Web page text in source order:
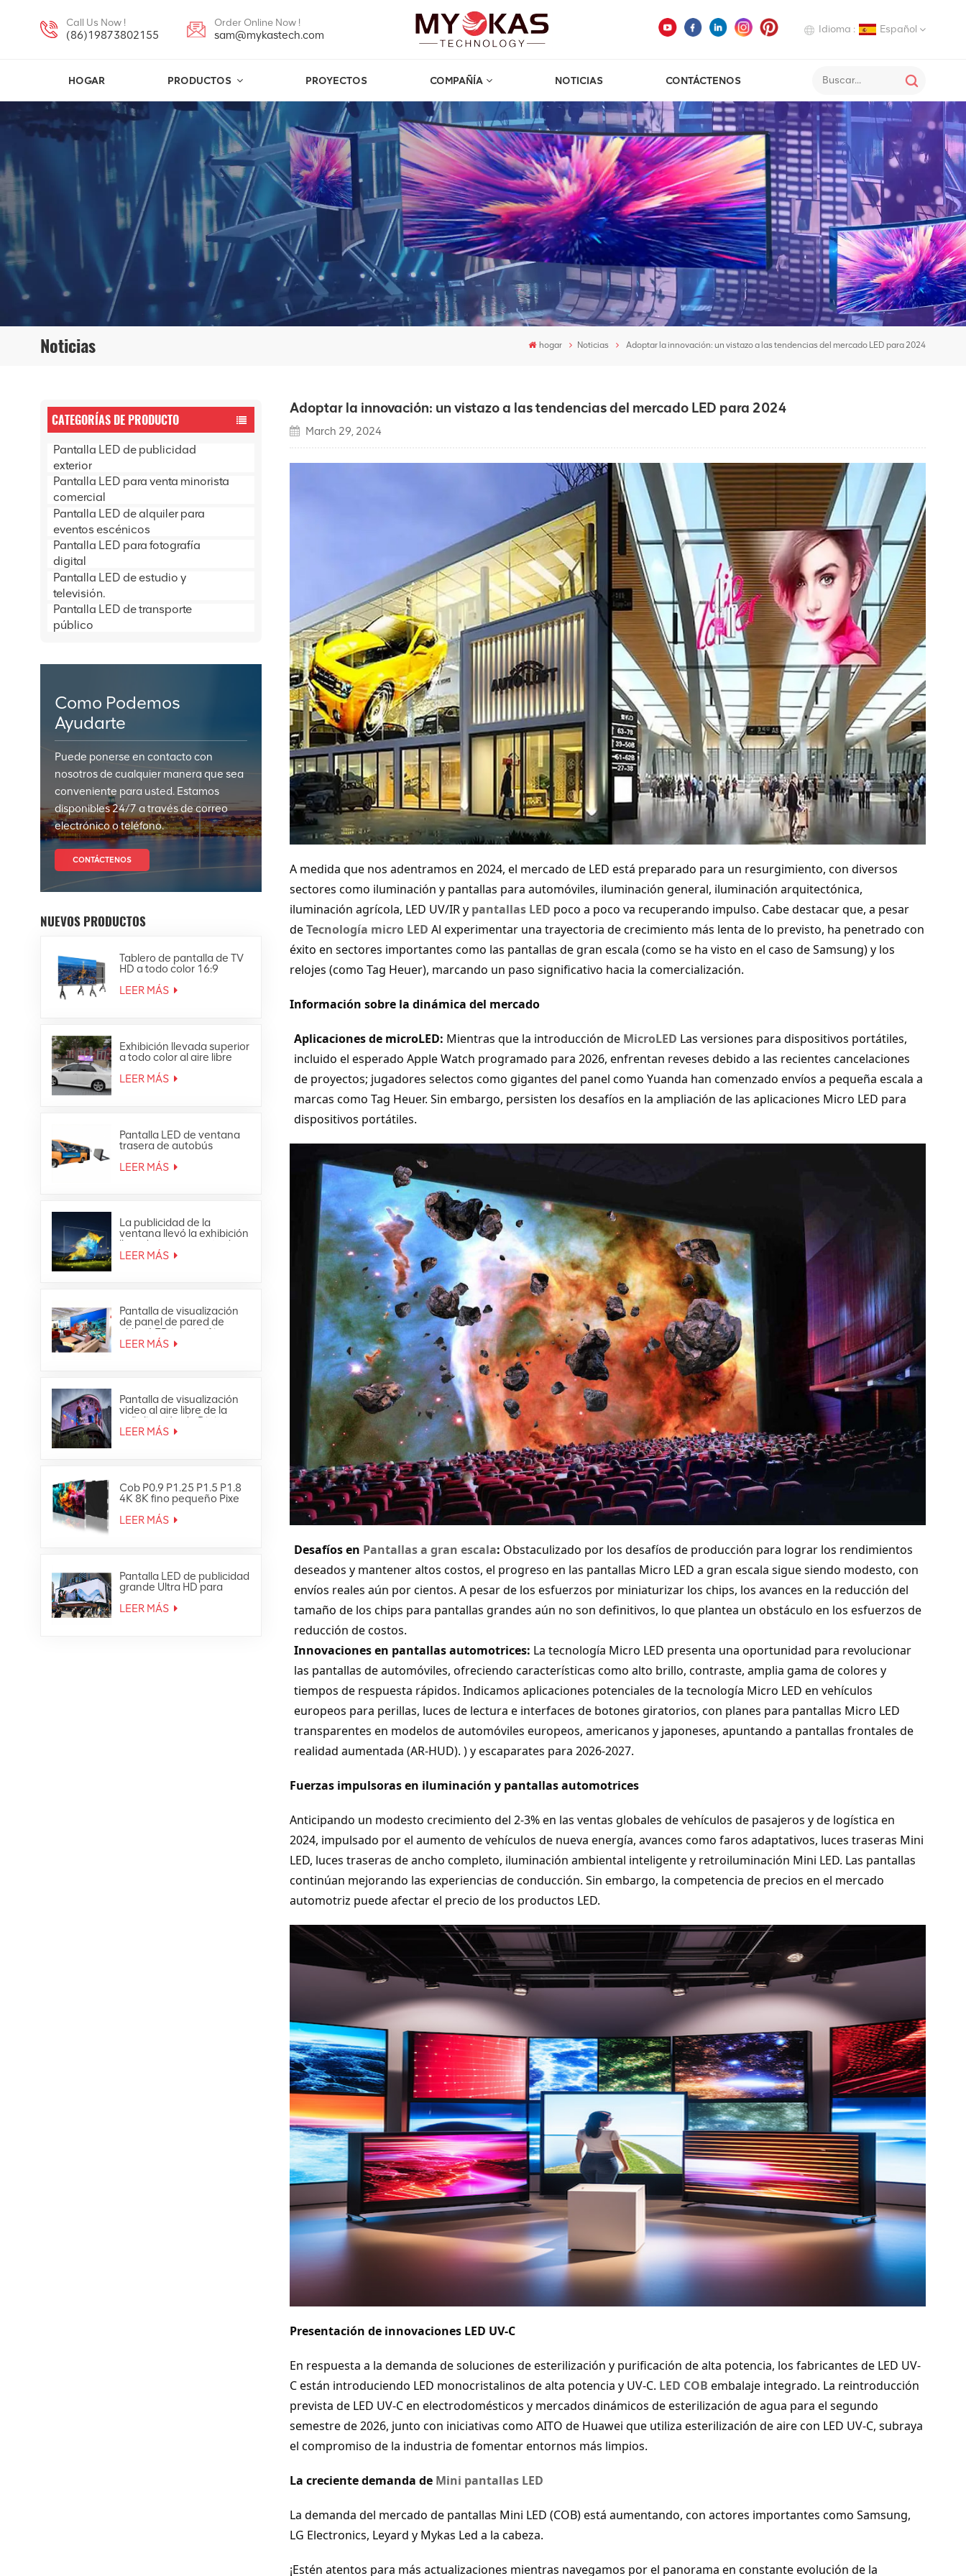
Call Us Now !
(86)19873802155
Order Online Now !
sam@mykastech.com Idioma : Español
Deutsch
Italiano
Русский
Español
HOGAR PRODUCTOS PROYECTOS COMPAÑÍA NOTICIAS CONTÁCTENOS
Noticias hogar Noticias Adoptar la innovación: un vistazo a las tendencias del mercado LED para 2024
CATEGORÍAS DE PRODUCTO
Pantalla LED de publicidad
exterior
Pantalla LED para venta minorista
comercial
Pantalla LED de alquiler para
eventos escénicos
Pantalla LED para fotografía
digital
Pantalla LED de estudio y
televisión.
Pantalla LED de transporte
público
Como Podemos
Ayudarte
Puede ponerse en contacto con
nosotros de cualquier manera que sea
conveniente para usted. Estamos
disponibles 24/7 a través de correo
electrónico o teléfono.
CONTÁCTENOS
NUEVOS PRODUCTOS
Tablero de pantalla de TV
HD a todo color 16:9
4K
LEER MÁS
Exhibición llevada superior
a todo color al aire libre
publicidad móvil del techo
LEER MÁS
Pantalla LED de ventana
trasera de autobús
para exteriores
LEER MÁS
La publicidad de la
ventana llevó la exhibición
llevada transparente de
cristal de la malla de la
LEER MÁS
Pantalla de visualización
de panel de pared de
vídeo LED interior fija
ultrafina Full HD
LEER MÁS
Pantalla de visualización
video al aire libre de la
señalización de Digitaces
de la pared de la prenda
LEER MÁS
Cob P0.9 P1.25 P1.5 P1.8
4K 8K fino pequeño Pixe
Led TV Video Wall
LEER MÁS
Pantalla LED de publicidad
grande Ultra HD para
exteriores 4K
LEER MÁS
Adoptar la innovación: un vistazo a las tendencias del mercado LED para 2024
March 29, 2024
A medida que nos adentramos en 2024, el mercado de LED está preparado para un resurgimiento, con diversos
sectores como iluminación y pantallas para automóviles, iluminación general, iluminación arquitectónica,
iluminación agrícola, LED UV/IR y pantallas LED poco a poco va recuperando impulso. Cabe destacar que, a pesar
deTecnología micro LED Al experimentar una trayectoria de crecimiento más lenta de lo previsto, ha penetrado con
éxito en sectores importantes como las pantallas de gran escala (como se ha visto en el caso de Samsung) y los
relojes (como Tag Heuer), marcando un paso significativo hacia la comercialización.
Información sobre la dinámica del mercado
Aplicaciones de microLED: Mientras que la introducción de MicroLED Las versiones para dispositivos portátiles,
incluido el esperado Apple Watch programado para 2026, enfrentan reveses debido a las recientes cancelaciones
de proyectos; jugadores selectos como gigantes del panel como Yuanda han comenzado envíos a pequeña escala a
marcas como Tag Heuer. Sin embargo, persisten los desafíos en la ampliación de las aplicaciones Micro LED para
dispositivos portátiles.
Desafíos en Pantallas a gran escala: Obstaculizado por los desafíos de producción para lograr los rendimientos
deseados y mantener altos costos, el progreso en las pantallas Micro LED a gran escala sigue siendo modesto, con
envíos reales aún por cientos. A pesar de los esfuerzos por miniaturizar los chips, los avances en la reducción del
tamaño de los chips para pantallas grandes aún no son definitivos, lo que plantea un obstáculo en los esfuerzos de
reducción de costos.
Innovaciones en pantallas automotrices: La tecnología Micro LED presenta una oportunidad para revolucionar
las pantallas de automóviles, ofreciendo características como alto brillo, contraste, amplia gama de colores y
tiempos de respuesta rápidos. Indicamos aplicaciones potenciales de la tecnología Micro LED en vehículos
europeos para perillas, luces de lectura e interfaces de botones giratorios, con planes para pantallas Micro LED
transparentes en modelos de automóviles europeos, americanos y japoneses, apuntando a pantallas frontales de
realidad aumentada (AR-HUD). ) y escaparates para 2026-2027.
Fuerzas impulsoras en iluminación y pantallas automotrices
Anticipando un modesto crecimiento del 2-3% en las ventas globales de vehículos de pasajeros y de logística en
2024, impulsado por el aumento de vehículos de nueva energía, avances como faros adaptativos, luces traseras Mini
LED, luces traseras de ancho completo, iluminación ambiental inteligente y retroiluminación Mini LED. Las pantallas
continúan mejorando las experiencias de conducción. Sin embargo, la competencia de precios en el mercado
automotriz puede afectar el precio de los productos LED.
Presentación de innovaciones LED UV-C
En respuesta a la demanda de soluciones de esterilización y purificación de alta potencia, los fabricantes de LED UV-
C están introduciendo LED monocristalinos de alta potencia y UV-C. LED COB embalaje integrado. La reintroducción
prevista de LED UV-C en electrodomésticos y mercados dinámicos de esterilización de agua para el segundo
semestre de 2026, junto con iniciativas como AITO de Huawei que utiliza esterilización de aire con LED UV-C, subraya
el compromiso de la industria de fomentar entornos más limpios.
La creciente demanda de Mini pantallas LED
La demanda del mercado de pantallas Mini LED (COB) está aumentando, con actores importantes como Samsung,
LG Electronics, Leyard y Mykas Led a la cabeza.
¡Estén atentos para más actualizaciones mientras navegamos por el panorama en constante evolución de la